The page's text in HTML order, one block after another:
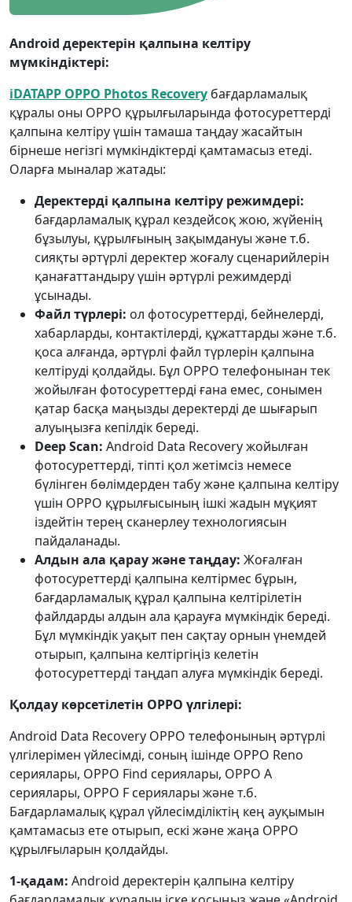
Android деректерін қалпына келтіру
мүмкіндіктері:
iDATAPP OPPO Photos Recovery бағдарламалық
құралы оны OPPO құрылғыларында фотосуреттерді
қалпына келтіру үшін тамаша таңдау жасайтын
бірнеше негізгі мүмкіндіктерді қамтамасыз етеді.
Оларға мыналар жатады:
Деректерді қалпына келтіру режимдері:
бағдарламалық құрал кездейсоқ жою, жүйенің
бұзылуы, құрылғының зақымдануы және т.б.
сияқты әртүрлі деректер жоғалу сценарийлерін
қанағаттандыру үшін әртүрлі режимдерді
ұсынады.
Файл түрлері: ол фотосуреттерді, бейнелерді,
хабарларды, контактілерді, құжаттарды және т.б.
қоса алғанда, әртүрлі файл түрлерін қалпына
келтіруді қолдайды. Бұл OPPO телефонынан тек
жойылған фотосуреттерді ғана емес, сонымен
қатар басқа маңызды деректерді де шығарып
алуыңызға кепілдік береді.
Deep Scan: Android Data Recovery жойылған
фотосуреттерді, тіпті қол жетімсіз немесе
бүлінген бөлімдерден табу және қалпына келтіру
үшін OPPO құрылғысының ішкі жадын мұқият
іздейтін терең сканерлеу технологиясын
пайдаланады.
Алдын ала қарау және таңдау: Жоғалған
фотосуреттерді қалпына келтірмес бұрын,
бағдарламалық құрал қалпына келтірілетін
файлдарды алдын ала қарауға мүмкіндік береді.
Бұл мүмкіндік уақыт пен сақтау орнын үнемдей
отырып, қалпына келтіргіңіз келетін
фотосуреттерді таңдап алуға мүмкіндік береді.
Қолдау көрсетілетін OPPO үлгілері:
Android Data Recovery OPPO телефонының әртүрлі
үлгілерімен үйлесімді, соның ішінде OPPO Reno
сериялары, OPPO Find сериялары, OPPO A
сериялары, OPPO F сериялары және т.б.
Бағдарламалық құрал үйлесімділіктің кең ауқымын
қамтамасыз ете отырып, ескі және жаңа OPPO
құрылғыларын қолдайды.
1-қадам: Android деректерін қалпына келтіру